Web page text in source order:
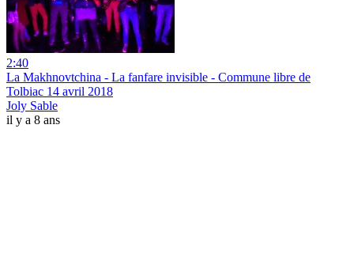
2:40
La Makhnovtchina - La fanfare invisible - Commune libre de
Tolbiac 14 avril 2018
Joly Sable
il y a 8 ans